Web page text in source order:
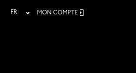
FR MON COMPTE